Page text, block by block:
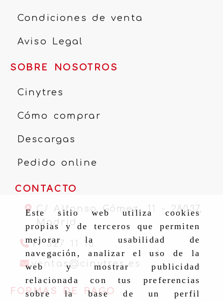
Este sitio web utiliza cookies
propias y de terceros que permiten
mejorar la usabilidad de
navegación, analizar el uso de la
web y mostrar publicidad
relacionada con tus preferencias
sobre la base de un perfil
Condiciones de venta
Aviso Legal
SOBRE NOSOTROS
Cinytres
Cómo comprar
Descargas
Pedido online
CONTACTO
C/ Alfonso Gómez, 11 - 28037,
Madrid
91 327 11 16
ventas cinytres.es ventas
FORMAS DE PAGO